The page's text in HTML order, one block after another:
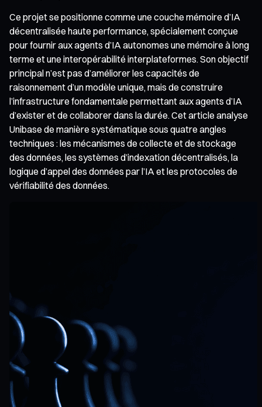
Ce projet se positionne comme une couche mémoire d’IA
décentralisée haute performance, spécialement conçue
pour fournir aux agents d’IA autonomes une mémoire à long
terme et une interopérabilité interplateformes. Son objectif
principal n’est pas d’améliorer les capacités de
raisonnement d’un modèle unique, mais de construire
l’infrastructure fondamentale permettant aux agents d’IA
d’exister et de collaborer dans la durée. Cet article analyse
Unibase de manière systématique sous quatre angles
techniques : les mécanismes de collecte et de stockage
des données, les systèmes d’indexation décentralisés, la
logique d’appel des données par l’IA et les protocoles de
vérifiabilité des données.